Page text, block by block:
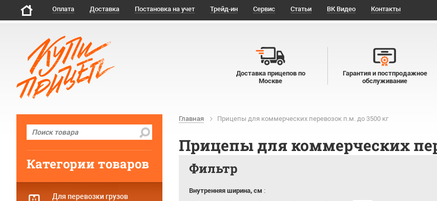
Оплата Доставка Постановка на учет Трейд-ин Сервис Статьи ВК Видео Контакты
Доставка прицепов по
Москве
Гарантия и постпродажное
обслуживание
Главная Прицепы для коммерческих перевозок п.м. до 3500 кг
Прицепы для коммерческих
Фильтр
Внутренняя ширина, см :
Категории товаров
Для перевозки грузов